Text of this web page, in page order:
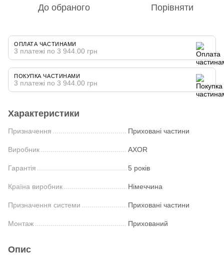
До обраного Порівняти
ОПЛАТА ЧАСТИНАМИ
3 платежі по 3 944.00 грн
ПОКУПКА ЧАСТИНАМИ
3 платежі по 3 944.00 грн
Характеристики
Призначення Приховані частини
Виробник AXOR
Гарантія 5 років
Країна виробник Німеччина
Призначення системи Приховані частини
Монтаж Прихований
Опис